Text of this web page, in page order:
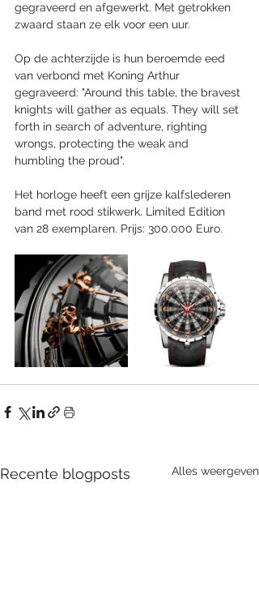
gegraveerd en afgewerkt. Met getrokken
zwaard staan ze elk voor een uur.
Op de achterzijde is hun beroemde eed
van verbond met Koning Arthur
gegraveerd: "Around this table, the bravest
knights will gather as equals. They will set
forth in search of adventure, righting
wrongs, protecting the weak and
humbling the proud".
Het horloge heeft een grijze kalfslederen
band met rood stikwerk. Limited Edition
van 28 exemplaren. Prijs: 300.000 Euro.
Recente blogposts Alles weergeven